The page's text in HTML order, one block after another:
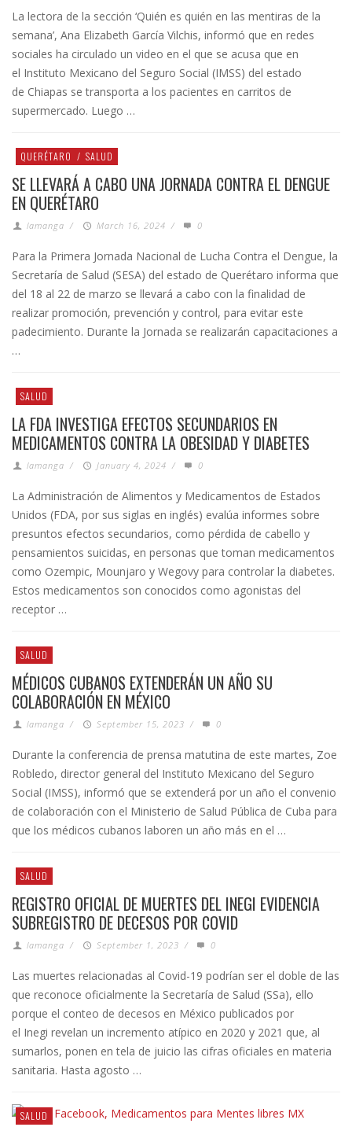
La lectora de la sección ‘Quién es quién en las mentiras de la
semana’, Ana Elizabeth García Vilchis, informó que en redes
sociales ha circulado un video en el que se acusa que en
el Instituto Mexicano del Seguro Social (IMSS) del estado
de Chiapas se transporta a los pacientes en carritos de
supermercado. Luego …
QUERÉTARO / SALUD
SE LLEVARÁ A CABO UNA JORNADA CONTRA EL DENGUE
EN QUERÉTARO
lamanga / March 16, 2024 / 0
Para la Primera Jornada Nacional de Lucha Contra el Dengue, la
Secretaría de Salud (SESA) del estado de Querétaro informa que
del 18 al 22 de marzo se llevará a cabo con la finalidad de
realizar promoción, prevención y control, para evitar este
padecimiento. Durante la Jornada se realizarán capacitaciones a
…
SALUD
LA FDA INVESTIGA EFECTOS SECUNDARIOS EN
MEDICAMENTOS CONTRA LA OBESIDAD Y DIABETES
lamanga / January 4, 2024 / 0
La Administración de Alimentos y Medicamentos de Estados
Unidos (FDA, por sus siglas en inglés) evalúa informes sobre
presuntos efectos secundarios, como pérdida de cabello y
pensamientos suicidas, en personas que toman medicamentos
como Ozempic, Mounjaro y Wegovy para controlar la diabetes.
Estos medicamentos son conocidos como agonistas del
receptor …
SALUD
MÉDICOS CUBANOS EXTENDERÁN UN AÑO SU
COLABORACIÓN EN MÉXICO
lamanga / September 15, 2023 / 0
Durante la conferencia de prensa matutina de este martes, Zoe
Robledo, director general del Instituto Mexicano del Seguro
Social (IMSS), informó que se extenderá por un año el convenio
de colaboración con el Ministerio de Salud Pública de Cuba para
que los médicos cubanos laboren un año más en el …
SALUD
REGISTRO OFICIAL DE MUERTES DEL INEGI EVIDENCIA
SUBREGISTRO DE DECESOS POR COVID
lamanga / September 1, 2023 / 0
Las muertes relacionadas al Covid-19 podrían ser el doble de las
que reconoce oficialmente la Secretaría de Salud (SSa), ello
porque el conteo de decesos en México publicados por
el Inegi revelan un incremento atípico en 2020 y 2021 que, al
sumarlos, ponen en tela de juicio las cifras oficiales en materia
sanitaria. Hasta agosto …
SALUD